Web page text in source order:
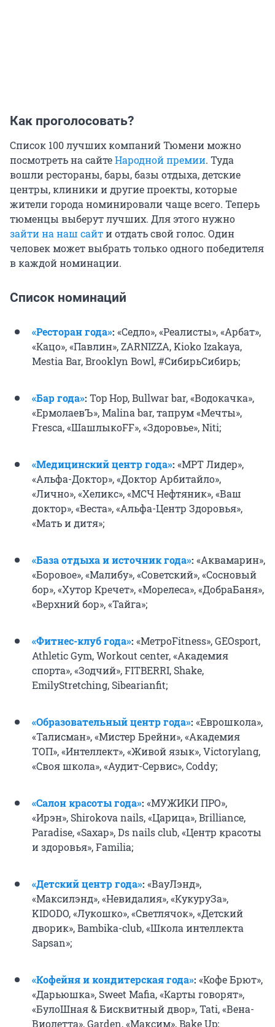
Как проголосовать?
Список 100 лучших компаний Тюмени можно
посмотреть на сайтеНародной премии. Туда
вошли рестораны, бары, базы отдыха, детские
центры, клиники и другие проекты, которые
жители города номинировали чаще всего. Теперь
тюменцы выберут лучших. Для этого нужно
зайти на наш сайти отдать свой голос. Один
человек может выбрать только одного победителя
в каждой номинации.
Список номинаций
«Ресторан года»: «Седло», «Реалисты», «Арбат»,
«Кацо», «Павлин», ZARNIZZA, Kioko Izakaya,
Mestia Bar, Brooklyn Bowl, #СибирьСибирь;
«Бар года»: Top Hop, Bullwar bar, «Водокачка»,
«ЕрмолаевЪ», Malina bar, тапрум «Мечты»,
Fresca, «ШашлыкоFF», «Здоровье», Niti;
«Медицинский центр года»: «МРТ Лидер»,
«Альфа-Доктор», «Доктор Арбитайло»,
«Лично», «Хеликс», «МСЧ Нефтяник», «Ваш
доктор», «Веста», «Альфа-Центр Здоровья»,
«Мать и дитя»;
«База отдыха и источник года»: «Аквамарин»,
«Боровое», «Малибу», «Советский», «Сосновый
бор», «Хутор Кречет», «Морелеса», «ДобраБаня»,
«Верхний бор», «Тайга»;
«Фитнес-клуб года»: «МетроFitness», GEOsport,
Athletic Gym, Workout center, «Академия
спорта», «Зодчий», FITBERRI, Shake,
EmilyStretching, Sibearianfit;
«Образовательный центр года»: «Еврошкола»,
«Талисман», «Мистер Брейни», «Академия
TOП», «Интеллект», «Живой язык», Victorylang,
«Своя школа», «Аудит-Сервис», Сoddy;
«Салон красоты года»: «МУЖИКИ ПРО»,
«Ирэн», Shirokova nails, «Царица», Brilliance,
Paradise, «Saxaр», Ds nails club, «Центр красоты
и здоровья», Familia;
«Детский центр года»: «ВауЛэнд»,
«Максилэнд», «Невидалия», «КукуруЗа»,
KIDODO, «Лукошко», «Светлячок», «Детский
дворик», Bambika-club, «Школа интеллекта
Sapsan»;
«Кофейня и кондитерская года»: «Кофе Брют»,
«Дарьюшка», Sweet Mafia, «Карты говорят»,
«БулоШная & Бисквитный двор», Tati, «Вена-
Виолетта», Garden, «Максим», Bake Up;